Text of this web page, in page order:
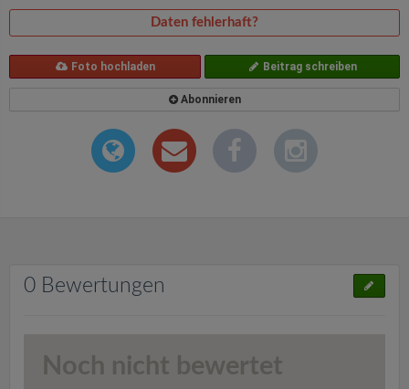
Daten fehlerhaft?
Foto hochladen Beitrag schreiben
Abonnieren
0 Bewertungen
Noch nicht bewertet